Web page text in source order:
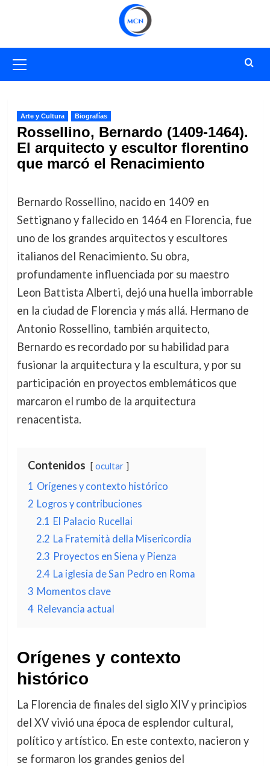
primario
Arte y Cultura Biografías
Rossellino, Bernardo (1409-1464).
El arquitecto y escultor florentino
que marcó el Renacimiento
Bernardo Rossellino, nacido en 1409 en
Settignano y fallecido en 1464 en Florencia, fue
uno de los grandes arquitectos y escultores
italianos del Renacimiento. Su obra,
profundamente influenciada por su maestro
Leon Battista Alberti, dejó una huella imborrable
en la ciudad de Florencia y más allá. Hermano de
Antonio Rossellino, también arquitecto,
Bernardo es recordado por su habilidad para
fusionar la arquitectura y la escultura, y por su
participación en proyectos emblemáticos que
marcaron el rumbo de la arquitectura
renacentista.
Contenidos ocultar
1 Orígenes y contexto histórico
2 Logros y contribuciones
2.1 El Palacio Rucellai
2.2 La Fraternità della Misericordia
2.3 Proyectos en Siena y Pienza
2.4 La iglesia de San Pedro en Roma
3 Momentos clave
4 Relevancia actual
Orígenes y contexto
histórico
La Florencia de finales del siglo XIV y principios
del XV vivió una época de esplendor cultural,
político y artístico. En este contexto, nacieron y
se formaron los grandes genios del